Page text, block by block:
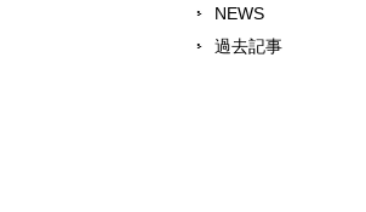
NEWS
過去記事